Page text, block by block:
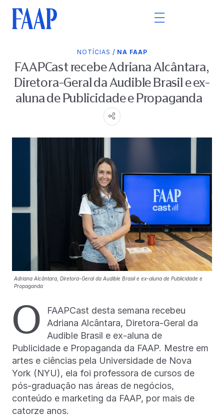
NOTÍCIAS / NA FAAP
FAAPCast recebe Adriana Alcântara,
Diretora-Geral da Audible Brasil e ex-
aluna de Publicidade e Propaganda
Adriana Alcântara, Diretora-Geral da Audible Brasil e ex-aluna de Publicidade e
Propaganda
O
FAAPCast desta semana recebeu
Adriana Alcântara, Diretora-Geral da
Audible Brasil e ex-aluna de
Publicidade e Propaganda da FAAP. Mestre em
artes e ciências pela Universidade de Nova
York (NYU), ela foi professora de cursos de
pós-graduação nas áreas de negócios,
conteúdo e marketing da FAAP, por mais de
catorze anos.